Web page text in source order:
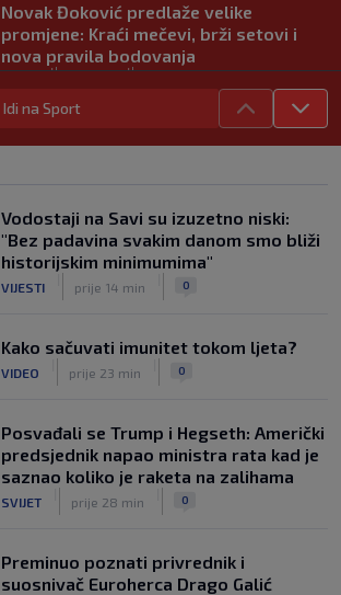
Novak Đoković predlaže velike
promjene: Kraći mečevi, brži setovi i
nova pravila bodovanja
| |
Upitna karijera jednog od najvećih
U trenucima dok je olimpijski šampion
obarao rekord, plamen odnio njegovu
kuću: Preminuo i komšija
OSTALI SPORTOVI
|
5. aug.
Idi na Sport
Vodostaji na Savi su izuzetno niski:
"Bez padavina svakim danom smo bliži
historijskim minimumima"
VIJESTI prije 14 min 0
Kako sačuvati imunitet tokom ljeta?
VIDEO prije 23 min 0
Posvađali se Trump i Hegseth: Američki
predsjednik napao ministra rata kad je
saznao koliko je raketa na zalihama
SVIJET prije 28 min 0
Preminuo poznati privrednik i
suosnivač Euroherca Drago Galić